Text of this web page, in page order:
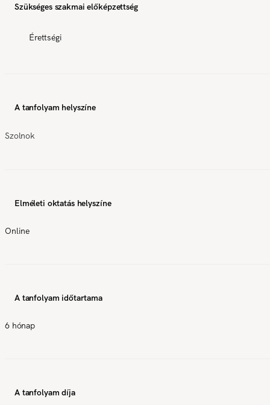
Szükséges szakmai előképzettség
Érettségi
A tanfolyam helyszíne
Szolnok
Elméleti oktatás helyszíne
Online
A tanfolyam időtartama
6 hónap
A tanfolyam díja